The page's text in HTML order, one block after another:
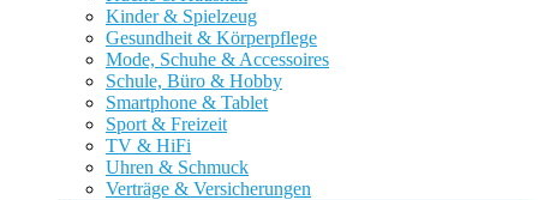
Kinder & Spielzeug
Gesundheit & Körperpflege
Mode, Schuhe & Accessoires
Schule, Büro & Hobby
Smartphone & Tablet
Sport & Freizeit
TV & HiFi
Uhren & Schmuck
Verträge & Versicherungen